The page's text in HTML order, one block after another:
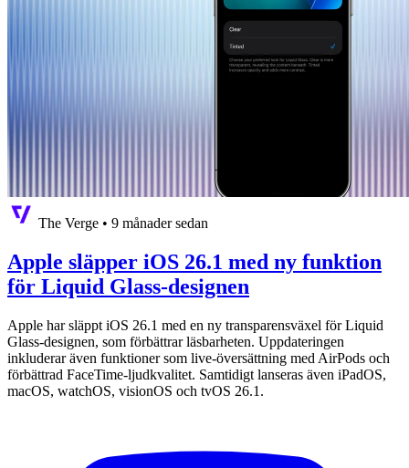
The Verge • 9 månader sedan
Apple släpper iOS 26.1 med ny funktion
för Liquid Glass-designen
Apple har släppt iOS 26.1 med en ny transparensväxel för Liquid
Glass-designen, som förbättrar läsbarheten. Uppdateringen
inkluderar även funktioner som live-översättning med AirPods och
förbättrad FaceTime-ljudkvalitet. Samtidigt lanseras även iPadOS,
macOS, watchOS, visionOS och tvOS 26.1.